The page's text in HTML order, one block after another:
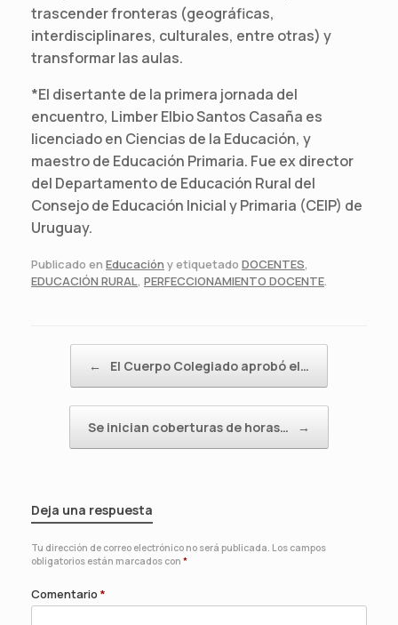
trascender fronteras (geográficas,
interdisciplinares, culturales, entre otras) y
transformar las aulas.
*El disertante de la primera jornada del
encuentro, Limber Elbio Santos Casaña es
licenciado en Ciencias de la Educación, y
maestro de Educación Primaria. Fue ex director
del Departamento de Educación Rural del
Consejo de Educación Inicial y Primaria (CEIP) de
Uruguay.
Publicado en Educación y etiquetado DOCENTES,
EDUCACIÓN RURAL, PERFECCIONAMIENTO DOCENTE.
← El Cuerpo Colegiado aprobó el…
Se inician coberturas de horas… →
Deja una respuesta
Tu dirección de correo electrónico no será publicada. Los campos
obligatorios están marcados con *
Comentario *